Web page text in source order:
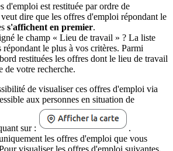
d'emploi est restituée par ordre de
dire que les offres d'emploi répondant le
s'affichent en premier.
le champ « Lieu de travail » ? La liste
répondant le plus à vos critères. Parmi
restituées les offres dont le lieu de travail
de votre recherche.
de visualiser ces offres d'emploi via
aux personnes en situation de
sur :
.
les offres d'emploi que vous
visualiser les offres d'emploi suivantes,